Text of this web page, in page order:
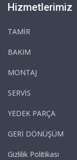
Hizmetlerimiz
TAMİR
BAKIM
MONTAJ
SERVİS
YEDEK PARÇA
GERİ DÖNÜŞÜM
Gizlilik Politikası